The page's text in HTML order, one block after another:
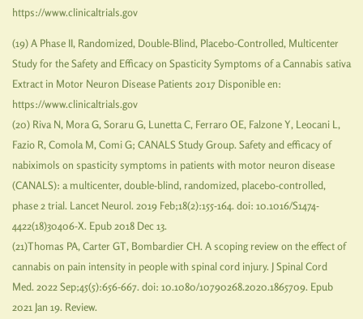
https://www.clinicaltrials.gov
(19) A Phase II, Randomized, Double-Blind, Placebo-Controlled, Multicenter
Study for the Safety and Efficacy on Spasticity Symptoms of a Cannabis sativa
Extract in Motor Neuron Disease Patients 2017 Disponible en:
https://www.clinicaltrials.gov
(20) Riva N, Mora G, Soraru G, Lunetta C, Ferraro OE, Falzone Y, Leocani L,
Fazio R, Comola M, Comi G; CANALS Study Group. Safety and efficacy of
nabiximols on spasticity symptoms in patients with motor neuron disease
(CANALS): a multicenter, double-blind, randomized, placebo-controlled,
phase 2 trial. Lancet Neurol. 2019 Feb;18(2):155-164. doi: 10.1016/S1474-
4422(18)30406-X. Epub 2018 Dec 13.
(21)Thomas PA, Carter GT, Bombardier CH. A scoping review on the effect of
cannabis on pain intensity in people with spinal cord injury. J Spinal Cord
Med. 2022 Sep;45(5):656-667. doi: 10.1080/10790268.2020.1865709. Epub
2021 Jan 19. Review.